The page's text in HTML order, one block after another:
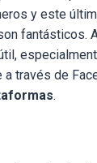
y este
fantásticos.
a través de
.